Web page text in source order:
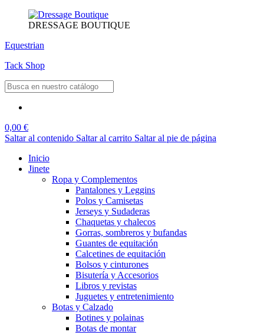
DRESSAGE BOUTIQUE
Equestrian
Tack Shop
0,00 €
Saltar al contenido Saltar al carrito Saltar al pie de página
Inicio
Jinete
Ropa y Complementos
Pantalones y Leggins
Polos y Camisetas
Jerseys y Sudaderas
Chaquetas y chalecos
Gorras, sombreros y bufandas
Guantes de equitación
Calcetines de equitación
Bolsos y cinturones
Bisutería y Accesorios
Libros y revistas
Juguetes y entretenimiento
Botas y Calzado
Botines y polainas
Botas de montar